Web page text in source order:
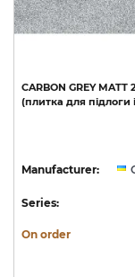
CARBON GREY MATT
(плитка для підлоги і
Manufacturer:
Series:
On order